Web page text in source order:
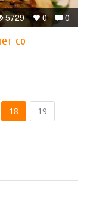
0
0
5729
со
18
19